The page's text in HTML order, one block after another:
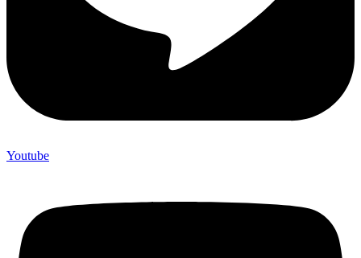
Youtube